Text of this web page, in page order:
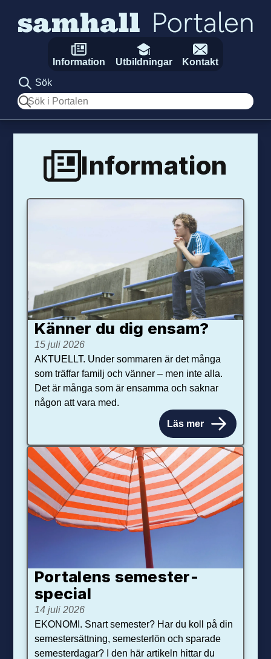
Information Utbildningar
Kontakt
Sök
Sök
Information
Känner du dig ensam?
15 juli 2026
AKTUELLT. Under sommaren är det många
som träffar familj och vänner – men inte alla.
Det är många som är ensamma och saknar
någon att vara med.
Läs mer
Portalens semester­
special
14 juli 2026
EKONOMI. Snart semester? Har du koll på din
semestersättning, semesterlön och sparade
semesterdagar? I den här artikeln hittar du